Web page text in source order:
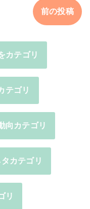
前の投稿
カテゴリ
テゴリ
向カテゴリ
カテゴリ
リ